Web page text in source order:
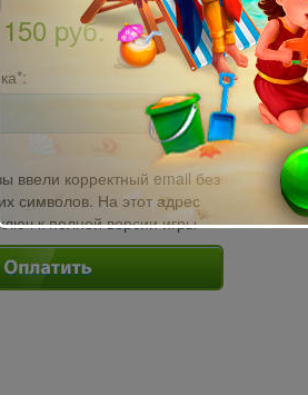
150 pуб.
ввели корректный email без
символов. На этот адрес
к полной версии игры